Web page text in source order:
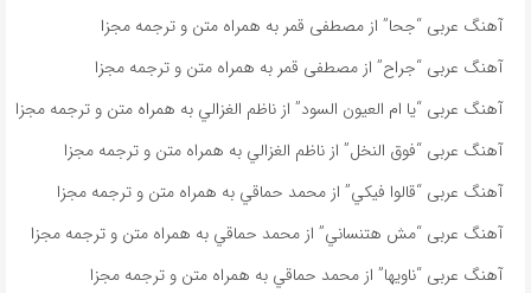
آهنگ عربی “جحا” از مصطفى قمر به همراه متن و ترجمه مجزا
آهنگ عربی “جراح” از مصطفى قمر به همراه متن و ترجمه مجزا
آهنگ عربی “يا ام العيون السود” از ناظم الغزالي به همراه متن و ترجمه مجزا
آهنگ عربی “فوق النخل” از ناظم الغزالي به همراه متن و ترجمه مجزا
آهنگ عربی “قالوا فيكي” از محمد حماقي به همراه متن و ترجمه مجزا
آهنگ عربی “مش هتنساني” از محمد حماقي به همراه متن و ترجمه مجزا
آهنگ عربی “ناویها” از محمد حماقي به همراه متن و ترجمه مجزا